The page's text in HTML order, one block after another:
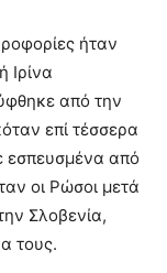
ήταν
Ιρίνα
από την
επί τέσσερα
εσπευσμένα από
οι Ρώσοι μετά
Σλοβενία,
τους.